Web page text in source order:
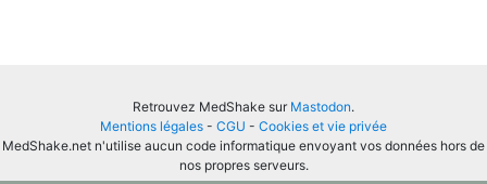
Retrouvez MedShake sur Mastodon.
Mentions légales - CGU - Cookies et vie privée
MedShake.net n'utilise aucun code informatique envoyant vos données hors de
nos propres serveurs.